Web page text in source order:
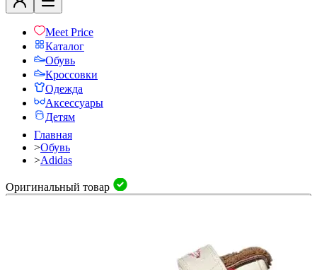
Meet Price
Каталог
Обувь
Кроссовки
Одежда
Аксессуары
Детям
Главная
>Обувь
>Adidas
Оригинальный товар